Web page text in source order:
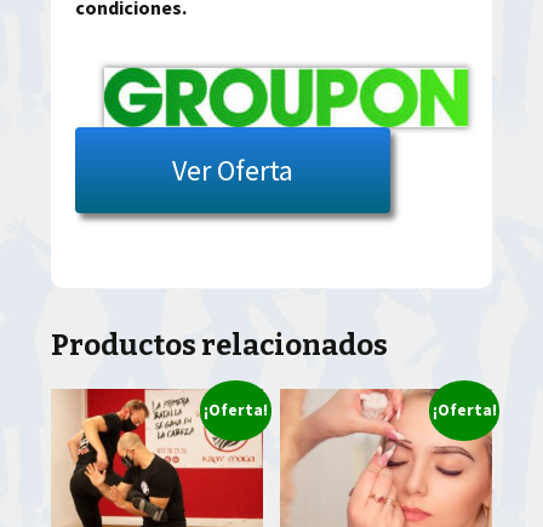
condiciones.
Ver Oferta
Productos relacionados
¡Oferta! ¡Oferta!